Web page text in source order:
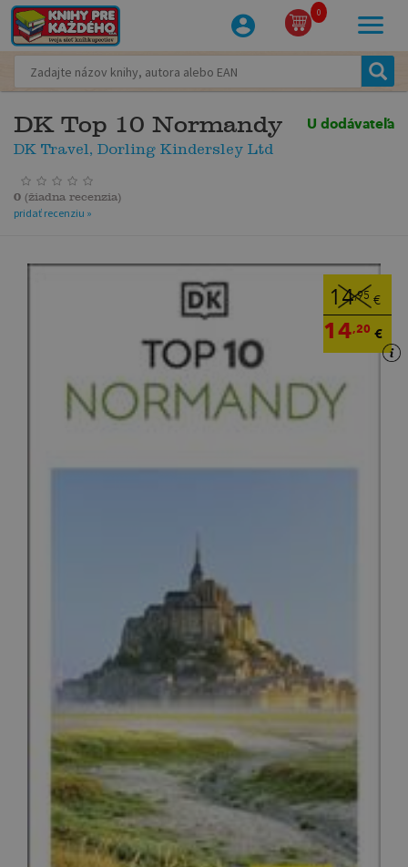
0
DK Top 10 Normandy
DK Travel, Dorling Kindersley Ltd
U dodávateľa
0 (žiadna recenzia)
pridať recenziu »
14,95 €
14,20 €